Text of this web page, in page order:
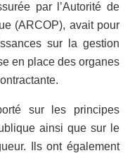
par l’Autorité de
(ARCOP), avait pour
sur la gestion
en place des organes
sur les principes
ainsi que sur le
Ils ont également